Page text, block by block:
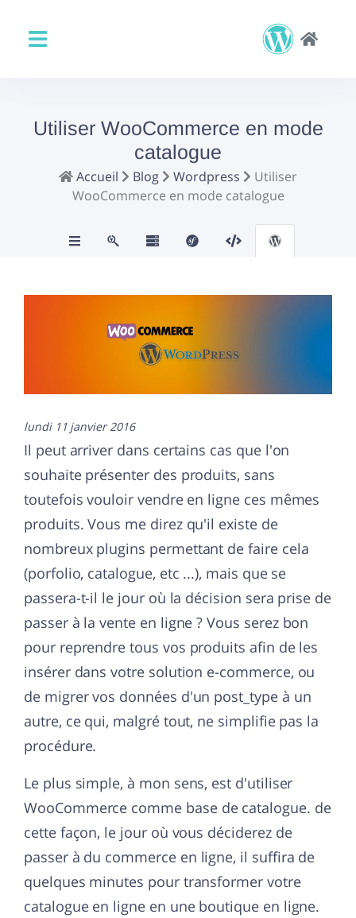
Utiliser WooCommerce en mode
catalogue
Accueil Blog Wordpress
Utiliser
WooCommerce en mode catalogue
lundi 11 janvier 2016
Il peut arriver dans certains cas que l'on
souhaite présenter des produits, sans
toutefois vouloir vendre en ligne ces mêmes
produits. Vous me direz qu'il existe de
nombreux plugins permettant de faire cela
(porfolio, catalogue, etc ...), mais que se
passera-t-il le jour où la décision sera prise de
passer à la vente en ligne ? Vous serez bon
pour reprendre tous vos produits afin de les
insérer dans votre solution e-commerce, ou
de migrer vos données d'un post_type à un
autre, ce qui, malgré tout, ne simplifie pas la
procédure.
Le plus simple, à mon sens, est d'utiliser
WooCommerce comme base de catalogue. de
cette façon, le jour où vous déciderez de
passer à du commerce en ligne, il suffira de
quelques minutes pour transformer votre
catalogue en ligne en une boutique en ligne.